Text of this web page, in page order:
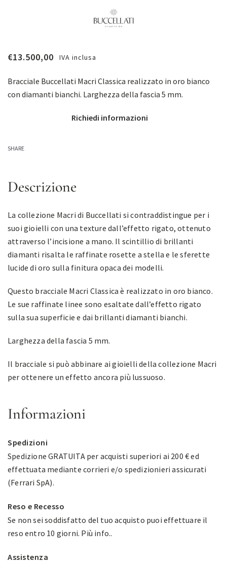
€13.500,00 IVA inclusa
Bracciale Buccellati Macri Classica realizzato in oro bianco
con diamanti bianchi. Larghezza della fascia 5 mm.
Richiedi informazioni
SHARE
Descrizione
La collezione Macri di Buccellati si contraddistingue per i
suoi gioielli con una texture dall’effetto rigato, ottenuto
attraverso l’incisione a mano. Il scintillio di brillanti
diamanti risalta le raffinate rosette a stella e le sferette
lucide di oro sulla finitura opaca dei modelli.
Questo bracciale Macri Classica è realizzato in oro bianco.
Le sue raffinate linee sono esaltate dall’effetto rigato
sulla sua superficie e dai brillanti diamanti bianchi.
Larghezza della fascia 5 mm.
Il bracciale si può abbinare ai gioielli della collezione Macri
per ottenere un effetto ancora più lussuoso.
Informazioni
Spedizioni
Spedizione GRATUITA per acquisti superiori ai 200 € ed
effettuata mediante corrieri e/o spedizionieri assicurati
(Ferrari SpA).
Reso e Recesso
Se non sei soddisfatto del tuo acquisto puoi effettuare il
reso entro 10 giorni. Più info..
Assistenza